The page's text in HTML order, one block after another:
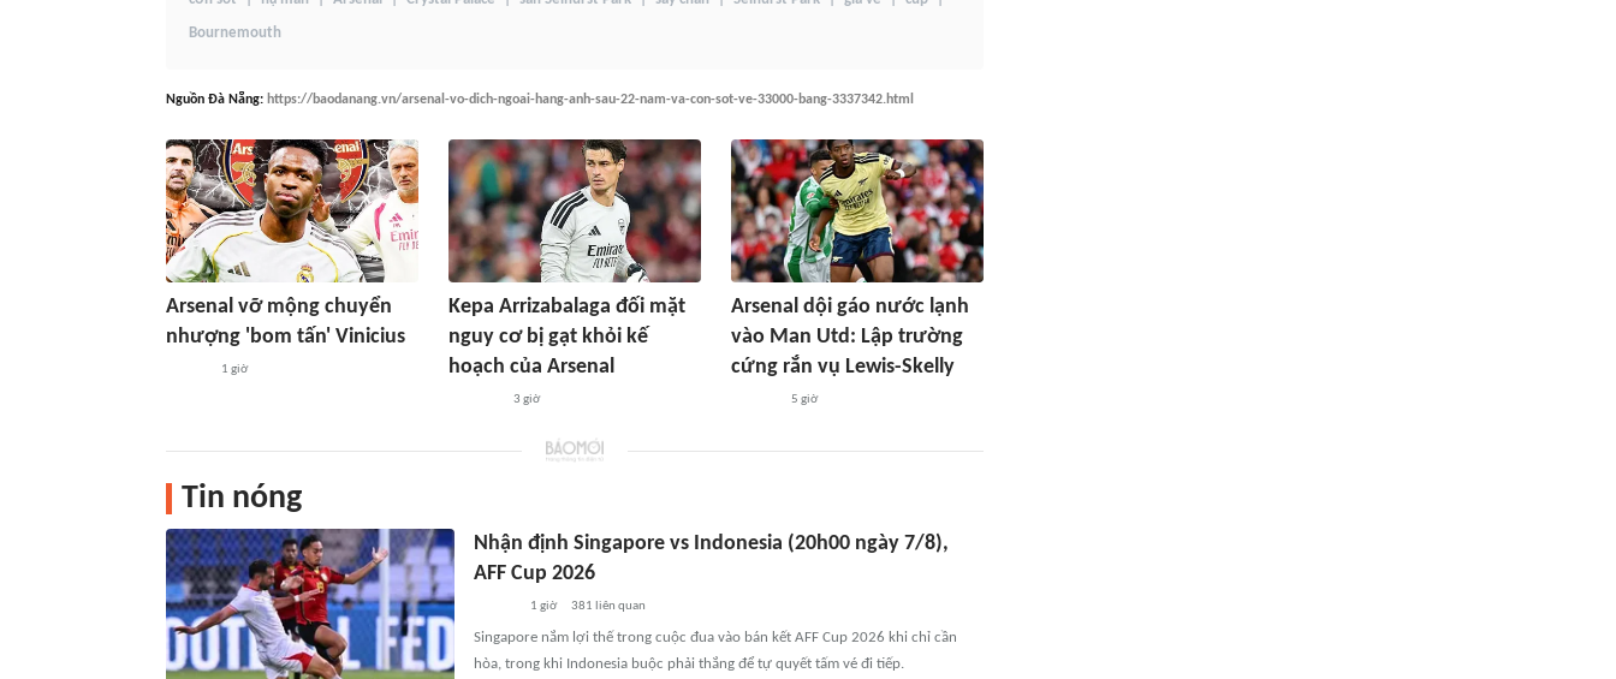
Bournemouth
Nguồn Đà Nẵng: https://baodanang.vn/arsenal-vo-dich-ngoai-hang-anh-sau-22-nam-va-con-sot-ve-33000-bang-3337342.html
Arsenal vỡ mộng chuyển
nhượng 'bom tấn' Vinicius
1 giờ
Kepa Arrizabalaga đối mặt
nguy cơ bị gạt khỏi kế
hoạch của Arsenal
3 giờ
Arsenal dội gáo nước lạnh
vào Man Utd: Lập trường
cứng rắn vụ Lewis-Skelly
5 giờ
Tin nóng
Nhận định Singapore vs Indonesia (20h00 ngày 7/8),
AFF Cup 2026
1 giờ 381 liên quan
Singapore nắm lợi thế trong cuộc đua vào bán kết AFF Cup 2026 khi chỉ cần
hòa, trong khi Indonesia buộc phải thắng để tự quyết tấm vé đi tiếp.